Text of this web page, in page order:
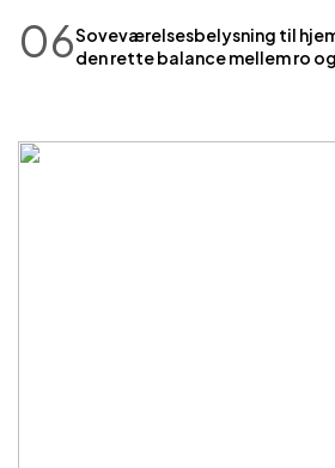
06Soveværelsesbelysning til
den rette balance mellem ro